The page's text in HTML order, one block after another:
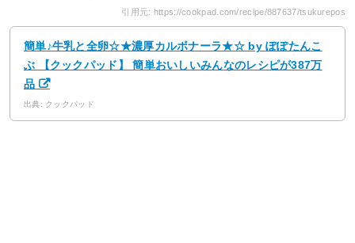
引用元: https://cookpad.com/recipe/887637/tsukurepos
簡単♪牛乳と全卵☆★濃厚カルボナーラ★☆ by ぽぽたんこ
ぶ 【クックパッド】 簡単おいしいみんなのレシピが387万
品
出典: クックパッド